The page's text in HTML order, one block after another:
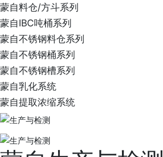
蒙自料仓/方斗系列
蒙自IBC吨桶系列
蒙自不锈钢料仓系列
蒙自不锈钢桶系列
蒙自不锈钢槽系列
蒙自乳化系统
蒙自提取浓缩系统